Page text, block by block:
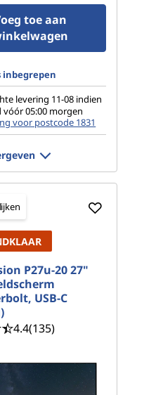
toe aan
inbegrepen
levering 11-08 indien
vóór 05:00 morgen
voor postcode 1831
P27u-20 27"
USB-C
4.4(135)